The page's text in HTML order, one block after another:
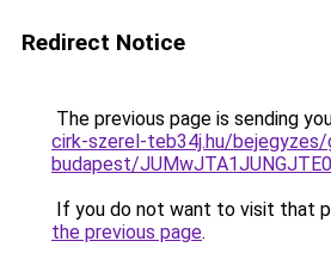
Redirect Notice
The previous page is sending
cirk-szerel-teb34j.hu/
budapest/
If you do not want to visit that
the previous page.